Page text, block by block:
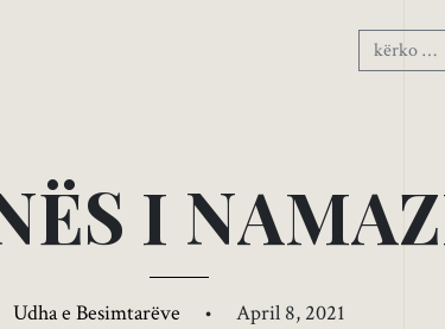
ËS I NAMAZ
Udha e Besimtarëve • April 8, 2021